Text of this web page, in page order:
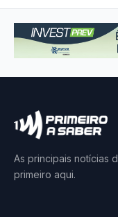
As principais notícias
primeiro aqui.